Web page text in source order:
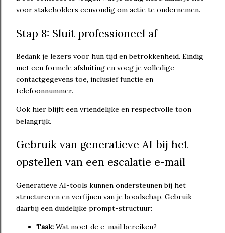
voor stakeholders eenvoudig om actie te ondernemen.
Stap 8: Sluit professioneel af
Bedank je lezers voor hun tijd en betrokkenheid. Eindig
met een formele afsluiting en voeg je volledige
contactgegevens toe, inclusief functie en
telefoonnummer.
Ook hier blijft een vriendelijke en respectvolle toon
belangrijk.
Gebruik van generatieve AI bij het
opstellen van een escalatie e-mail
Generatieve AI-tools kunnen ondersteunen bij het
structureren en verfijnen van je boodschap. Gebruik
daarbij een duidelijke prompt-structuur:
Taak: Wat moet de e-mail bereiken?